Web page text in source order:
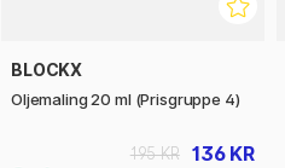
BLOCKX
Oljemaling 20 ml (Prisgruppe 4)
136 KR
195 KR